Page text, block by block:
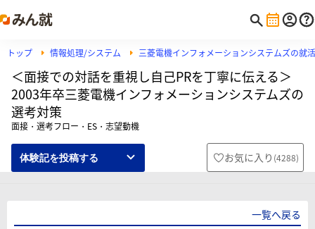
トップ 情報処理/システム 三菱電機インフォメーションシステムズの就
＜面接での対話を重視し自己PRを丁寧に伝える＞
2003年卒三菱電機インフォメーションシステムズの
選考対策
面接・選考フロー・ES・志望動機
体験記を投稿する お気に入り (4288)
一覧へ戻る